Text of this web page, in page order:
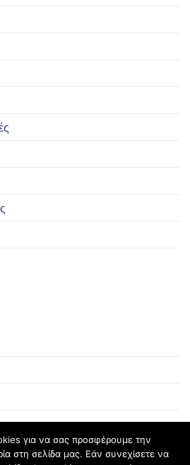
για να σας προσφέρουμε την
στη σελίδα μας. Εάν συνεχίσετε να